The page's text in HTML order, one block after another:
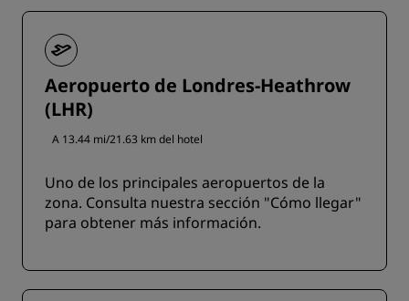
Aeropuerto de Londres-Heathrow
(LHR)
A 13.44 mi/21.63 km del hotel
Uno de los principales aeropuertos de la
zona. Consulta nuestra sección "Cómo llegar"
para obtener más información.